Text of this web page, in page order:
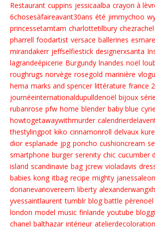
Restaurant cuppins jessicaalba crayon à
6chosesàfaireavant30ans été jimmychoo
princessetamtam charlottetilbury chezrachel
pharrell foodartist versace ballerines
mirandakerr jeffselfiestick designerxsanta
lagrandeépicerie Burgundy lnandes noël
roughrugs norvège rosegold marinière
hema marks and spencer littérature france 2
journéeinternationaldupulldenoël bijoux série
rubanrose pfw home blender baby blue
howtogetawaywithmurder
thestylingpot kiko cinnamonroll delvaux
dior esplanade jpg poncho cushioncream
smartphone burger serenity chic cucumber
island scandinavie bag jcrew violadavis
babies kong itbag recipe mighty
dorianevanovereem liberty
yvessaintlaurent tumblr blog battle pèrenoël
london model music finlande youtube
chanel balthazar intérieur